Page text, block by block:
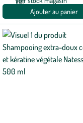
Ajouter au panier